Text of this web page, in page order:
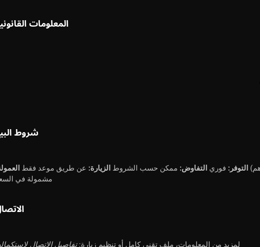
المعلومات
شروط
التوفر: فوري التفاوض: ممكن حسب الشروط الزيارة: عن طريق موعد فقط
مشمولة في
لمزيد من المعلومات، ملف تقني كامل أو تنظيم زيارة:تفاصيل الاتصال